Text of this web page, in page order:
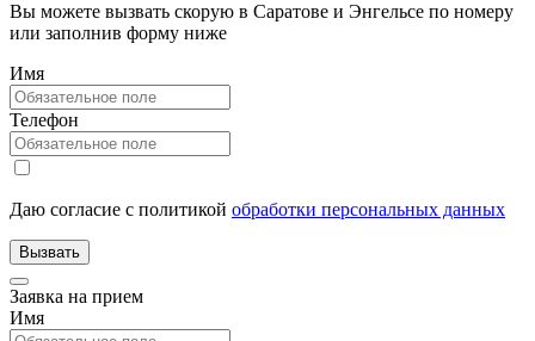
Вы можете вызвать скорую в Саратове и Энгельсе по номеру
или заполнив форму ниже
Имя
Телефон
Даю согласие с политикой обработки персональных данных
Заявка на прием
Имя